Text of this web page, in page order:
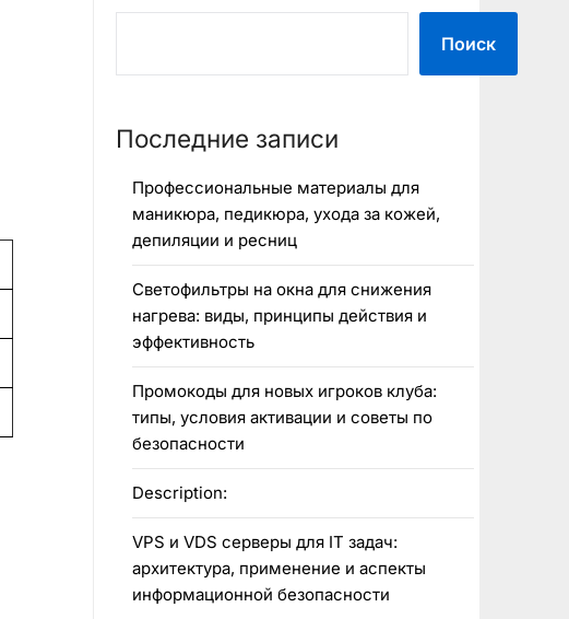
Поиск
Последние записи
Профессиональные материалы для
маникюра, педикюра, ухода за кожей,
депиляции и ресниц
Светофильтры на окна для снижения
нагрева: виды, принципы действия и
эффективность
Промокоды для новых игроков клуба:
типы, условия активации и советы по
безопасности
Description:
VPS и VDS серверы для IT задач:
архитектура, применение и аспекты
информационной безопасности